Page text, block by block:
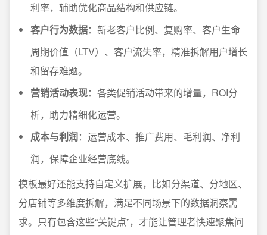
利率，辅助优化商品结构和供应链。
客户行为数据：新老客户比例、复购率、客户生命
周期价值（LTV）、客户流失率，精准拆解用户增长
和留存难题。
营销活动表现：各类促销活动带来的增量，ROI分
析，助力精细化运营。
成本与利润：运营成本、推广费用、毛利润、净利
润，保障企业经营底线。
模板最好还能支持自定义扩展，比如分渠道、分地区、
分店铺等多维度拆解，满足不同场景下的数据洞察需
求。只有包含这些“关键点”，才能让管理者快速聚焦问